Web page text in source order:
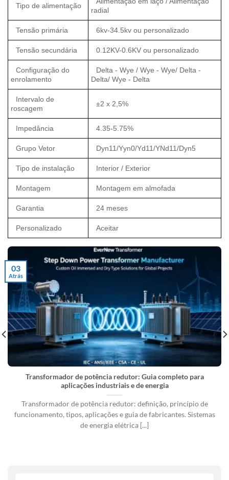
Tipo de alimentação
radial
Tensão primária 6kv-34.5kv ou personalizado
Tensão secundária 0.12KV-0.6KV ou personalizado
Configuração do
enrolamento
Delta - Wye / Wye - Wye/ Delta -
Delta/ Wye - Delta
Intervalo de
roscagem
±2 x 2,5%
Impedância 4.35-5.75%
Grupo Vetor Dyn11/Yyn0/Yd11/YNd11/Dyn5
Tipo de instalação Interior / Exterior
Montagem Montagem em almofada
Garantia 24 meses
Personalizado Aceitar
Transformador de potência redutor: Guia completo para
aplicações industriais e de energia
Transformador de potência redutor: definição, princípio de
funcionamento, tipos, aplicações e guia de fabricantes. Sistemas
de energia elétrica [...]
03
Atrás